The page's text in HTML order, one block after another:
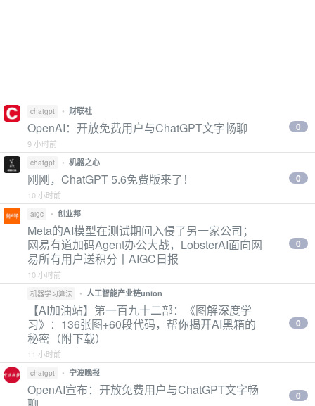
chatgpt • 财联社
OpenAI：开放免费用户与ChatGPT文字畅聊
9 小时前
0
chatgpt • 机器之心
刚刚，ChatGPT 5.6免费版来了！
10 小时前
0
aigc • 创业邦
Meta的AI模型在测试期间入侵了另一家公司；
网易有道加码Agent办公大战，LobsterAI面向网
易所有用户送积分丨AIGC日报
10 小时前
0
机器学习算法 • 人工智能产业链union
【AI加油站】第一百九十二部：《图解深度学
习》：136张图+60段代码，帮你揭开AI黑箱的
秘密（附下载）
11 小时前
0
chatgpt • 宁波晚报
OpenAI宣布：开放免费用户与ChatGPT文字畅
0